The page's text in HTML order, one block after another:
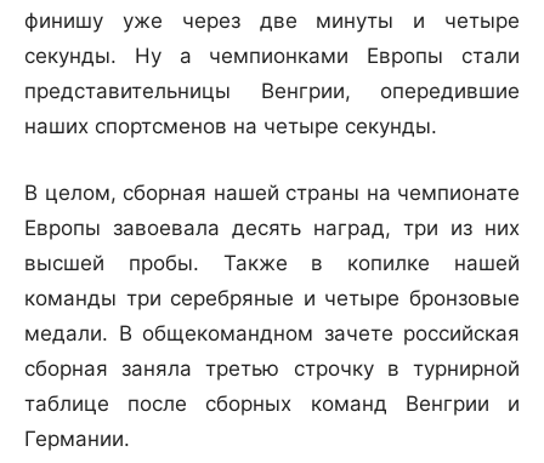
финишу уже через две минуты и четыре
секунды. Ну а чемпионками Европы стали
представительницы Венгрии, опередившие
наших спортсменов на четыре секунды.
В целом, сборная нашей страны на чемпионате
Европы завоевала десять наград, три из них
высшей пробы. Также в копилке нашей
команды три серебряные и четыре бронзовые
медали. В общекомандном зачете российская
сборная заняла третью строчку в турнирной
таблице после сборных команд Венгрии и
Германии.